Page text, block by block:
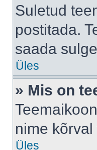
Suletud
postitada.
saada
Üles
» Mis on
nime
Üles